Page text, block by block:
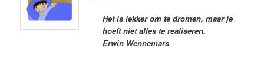
Het is lekker om te dromen, maar je
hoeft niet alles te realiseren.
Erwin Wennemars